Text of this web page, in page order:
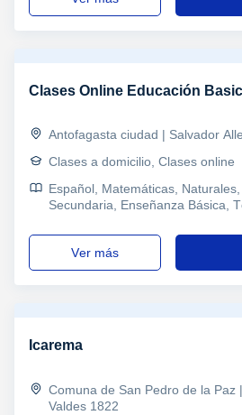
Clases Online Educación
Antofagasta ciudad | Salvador
Clases a domicilio, Clases online
Español, Matemáticas,
Secundaria, Enseñanza Básica,
ver más
Icarema
Comuna de San Pedro de la Paz
Valdes 1822